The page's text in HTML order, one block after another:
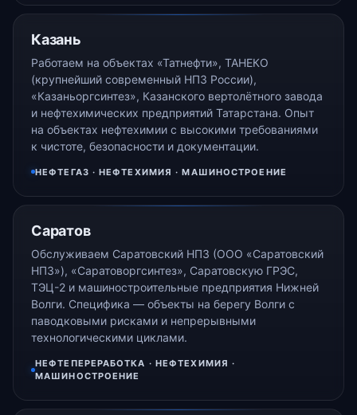
Казань
Работаем на объектах «Татнефти», ТАНЕКО
(крупнейший современный НПЗ России),
«Казаньоргсинтез», Казанского вертолётного завода
и нефтехимических предприятий Татарстана. Опыт
на объектах нефтехимии с высокими требованиями
к чистоте, безопасности и документации.
НЕФТЕГАЗ · НЕФТЕХИМИЯ · МАШИНОСТРОЕНИЕ
Саратов
Обслуживаем Саратовский НПЗ (ООО «Саратовский
НПЗ»), «Саратоворгсинтез», Саратовскую ГРЭС,
ТЭЦ-2 и машиностроительные предприятия Нижней
Волги. Специфика — объекты на берегу Волги с
паводковыми рисками и непрерывными
технологическими циклами.
НЕФТЕПЕРЕРАБОТКА · НЕФТЕХИМИЯ ·
МАШИНОСТРОЕНИЕ